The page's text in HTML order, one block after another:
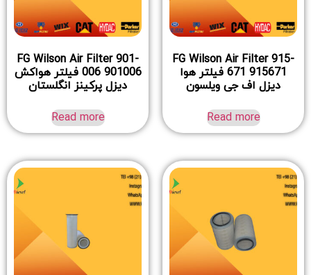
FG Wilson Air Filter 915-
671 915671 فیلتر هوا
دیزل اف جی ویلسون
Read more
FG Wilson Air Filter 901-
006 901006 فیلتر هواکش
دیزل پرکینز انگلستان
Read more